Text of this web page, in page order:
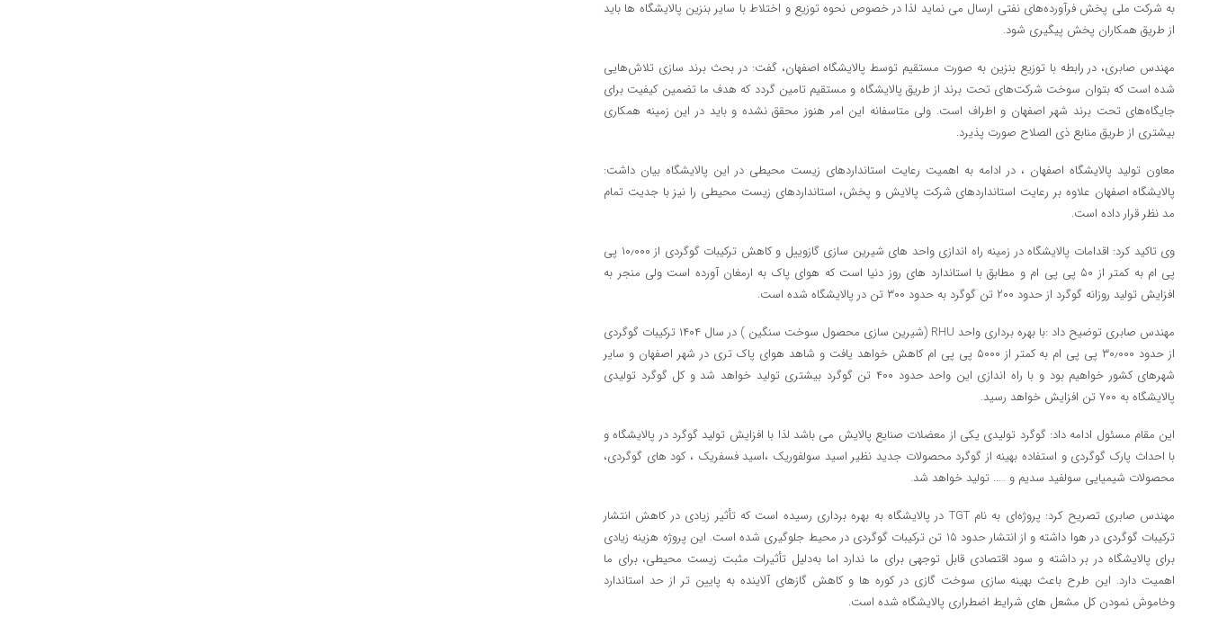
به شرکت ملی پخش فرآورده‌های نفتی ارسال می نماید لذا در خصوص نحوه توزیع و اختلاط با سایر بنزین پالایشگاه ها باید
از طریق همکاران پخش پیگیری شود.
مهندس صابری، در رابطه با توزیع بنزین به صورت مستقیم توسط پالایشگاه اصفهان، گفت: در بحث برند سازی تلاش‌هایی
شده است که بتوان سوخت شرکت‌های تحت برند از طریق پالایشگاه و مستقیم تامین گردد که هدف ما تضمین کیفیت برای
جایگاه‌های تحت برند شهر اصفهان و اطراف است. ولی متاسفانه این امر هنوز محقق نشده و باید در این زمینه همکاری
بیشتری از طریق منابع ذی الصلاح صورت پذیرد.
معاون تولید پالایشگاه اصفهان ، در ادامه به اهمیت رعایت استانداردهای زیست‌ محیطی در این پالایشگاه بیان داشت:
پالایشگاه اصفهان علاوه بر رعایت استانداردهای شرکت پالایش و پخش، استانداردهای زیست ‌محیطی را نیز با جدیت تمام
مد نظر قرار داده است.
وی تاکید کرد: اقدامات پالایشگاه در زمینه راه اندازی واحد های شیرین سازی گازوییل و کاهش ترکیبات گوگردی از ۱۰٫۰۰۰ پی
پی ام به کمتر از ۵۰ پی پی ام و مطابق با استاندارد های روز دنیا است که هوای پاک به ارمغان آورده است ولی منجر به
افزایش تولید روزانه گوگرد از حدود ۲۰۰ تن گوگرد به حدود ۳۰۰ تن در پالایشگاه شده است.
مهندس صابری توضیح داد :با بهره ‌برداری واحد RHU (شیرین سازی محصول سوخت سنگین ) در سال ۱۴۰۴ ترکیبات گوگردی
از حدود ۳۰٫۰۰۰ پی پی ام به کمتر از ۵۰۰۰ پی پی ام کاهش خواهد یافت و شاهد هوای پاک ‌تری در شهر اصفهان و سایر
شهرهای کشور خواهیم بود و با راه اندازی این واحد حدود ۴۰۰ تن گوگرد بیشتری تولید خواهد شد و کل گوگرد تولیدی
پالایشگاه به ۷۰۰ تن افزایش خواهد رسید.
این مقام مسئول ادامه داد: گوگرد تولیدی یکی از معضلات صنایع پالایش می باشد لذا با افزایش تولید گوگرد در پالایشگاه و
با احداث پارک گوگردی و استفاده بهینه از گوگرد محصولات جدید نظیر اسید سولفوریک ،اسید فسفریک ، کود های گوگردی،
محصولات شیمیایی سولفید سدیم و ….. تولید خواهد شد.
مهندس صابری تصریح کرد: پروژه‌ای به نام TGT در پالایشگاه به بهره‌ برداری رسیده است که تأثیر زیادی در کاهش انتشار
ترکیبات گوگردی در هوا داشته و از انتشار حدود ۱۵ تن ترکیبات گوگردی در محیط جلوگیری شده است. این پروژه هزینه زیادی
برای پالایشگاه در بر داشته و سود اقتصادی قابل توجهی برای ما ندارد اما به‌دلیل تأثیرات مثبت زیست‌ محیطی، برای ما
اهمیت دارد. این طرح باعث بهینه سازی سوخت گازی در کوره ها و کاهش گازهای آلاینده به پایین تر از حد استاندارد
وخاموش نمودن کل مشعل های شرایط اضطراری پالایشگاه شده است.